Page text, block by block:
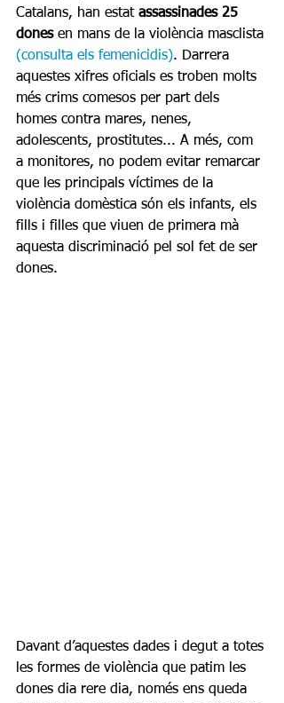
Catalans, han estat assassinades 25
dones en mans de la violència masclista
(consulta els femenicidis). Darrera
aquestes xifres oficials es troben molts
més crims comesos per part dels
homes contra mares, nenes,
adolescents, prostitutes... A més, com
a monitores, no podem evitar remarcar
que les principals víctimes de la
violència domèstica són els infants, els
fills i filles que viuen de primera mà
aquesta discriminació pel sol fet de ser
dones.
Davant d’aquestes dades i degut a totes
les formes de violència que patim les
dones dia rere dia, només ens queda